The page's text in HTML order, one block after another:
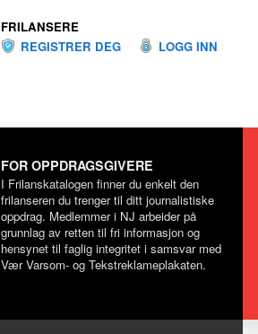
FRILANSERE
REGISTRER DEG
LOGG INN
FOR OPPDRAGSGIVERE
I Frilanskatalogen finner du enkelt den
frilanseren du trenger til ditt journalistiske
oppdrag. Medlemmer i NJ arbeider på
grunnlag av retten til fri informasjon og
hensynet til faglig integritet i samsvar med
Vær Varsom- og Tekstreklameplakaten.